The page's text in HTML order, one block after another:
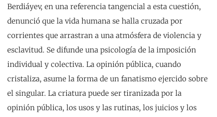
Berdiáyev, en una referencia tangencial a esta cuestión,
denunció que la vida humana se halla cruzada por
corrientes que arrastran a una atmósfera de violencia y
esclavitud. Se difunde una psicología de la imposición
individual y colectiva. La opinión pública, cuando
cristaliza, asume la forma de un fanatismo ejercido sobre
el singular. La criatura puede ser tiranizada por la
opinión pública, los usos y las rutinas, los juicios y los